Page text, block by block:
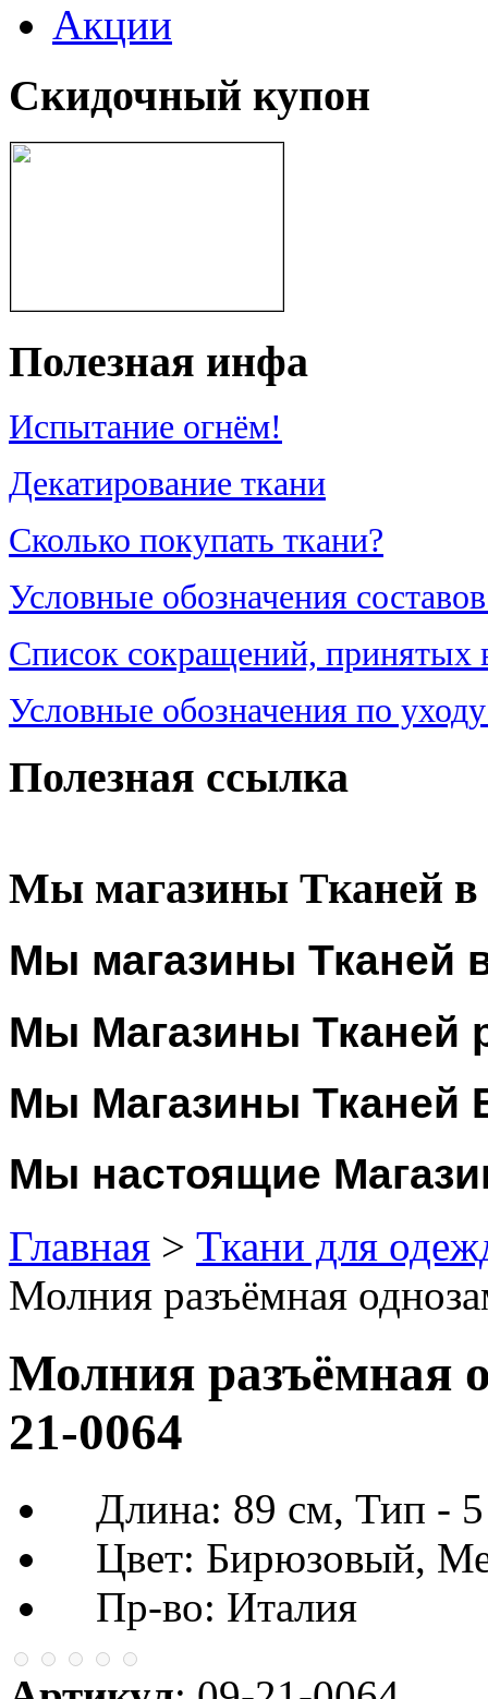
Акции
Скидочный купон
Полезная инфа
Испытание огнём!
Декатирование ткани
Сколько покупать ткани?
Условные обозначения
Список сокращений, принятых
Условные обозначения по
Полезная ссылка
Мы магазины Тканей
Мы магазины Тканей
Мы Магазины Тканей
Мы Магазины Тканей
Мы настоящие
Главная > Ткани для
Молния разъёмная
Молния разъёмная
21-0064
Длина: 89 см, Тип - 5
Цвет: Бирюзовый,
Пр-во: Италия